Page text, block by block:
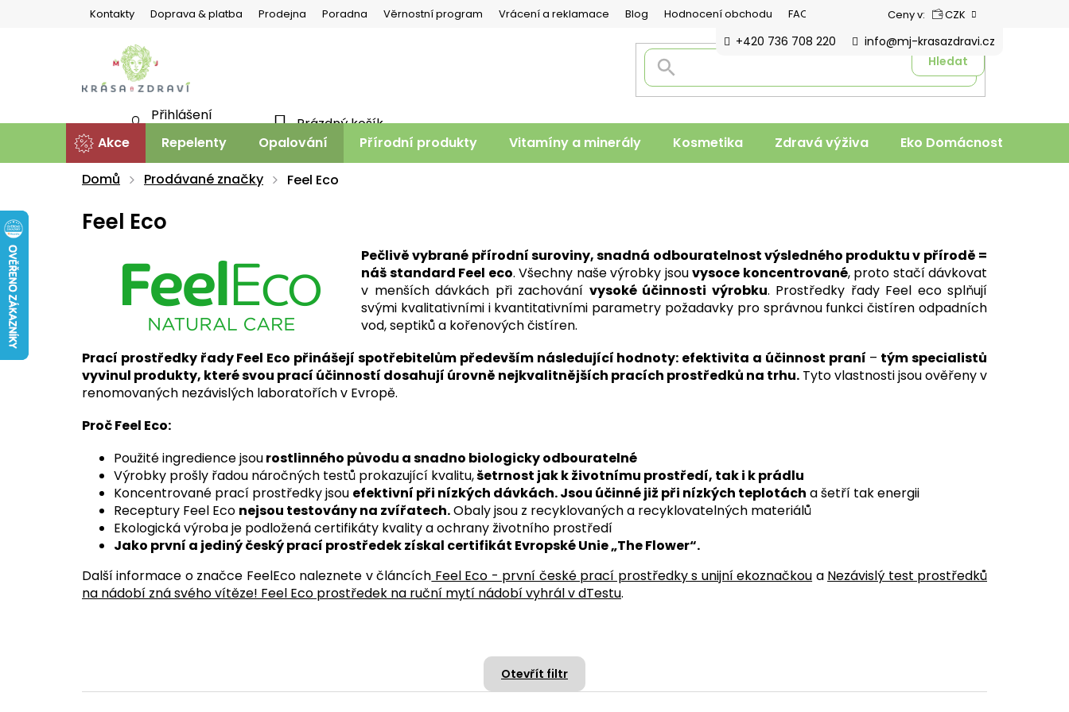
Kontakty Doprava & platba Prodejna Poradna Věrnostní program Vrácení a reklamace Blog Hodnocení obchodu FAQ Ceny v: CZK
Hledat
+420 736 708 220 info@mj-krasazdravi.cz
KOŠÍK
Prázdný košík
Přihlášení
Akce Repelenty Opalování Přírodní produkty Vitamíny a minerály Kosmetika Zdravá výživa Eko Domácnost
Domů
Prodávané značky Feel Eco
Feel Eco
Pečlivě vybrané přírodní suroviny, snadná odbouratelnost výsledného produktu v přírodě =
náš standard Feel eco. Všechny naše výrobky jsouvysoce koncentrované, proto stačí dávkovat
v menších dávkách při zachování vysoké účinnosti výrobku. Prostředky řady Feel eco splňují
svými kvalitativními i kvantitativními parametry požadavky pro správnou funkci čistíren odpadních
vod, septiků a kořenových čistíren.
Prací prostředky řady Feel Eco přinášejí spotřebitelům především následující hodnoty: efektivita a účinnost praní – tým specialistů
vyvinul produkty, které svou prací účinností dosahují úrovně nejkvalitnějších pracích prostředků na trhu. Tyto vlastnosti jsou ověřeny v
renomovaných nezávislých laboratořích v Evropě.
Proč Feel Eco:
Použité ingredience jsourostlinného původu a snadno biologicky odbouratelné
Výrobky prošly řadou náročných testů prokazující kvalitu,šetrnost jak k životnímu prostředí, tak i k prádlu
Koncentrované prací prostředky jsou efektivní při nízkých dávkách. Jsou účinné již při nízkých teplotách a šetří tak energii
Receptury Feel Eco nejsou testovány na zvířatech.Obaly jsou z recyklovaných a recyklovatelných materiálů
Ekologická výroba je podložená certifikáty kvality a ochrany životního prostředí
Jako první a jediný český prací prostředek získal certifikát Evropské Unie „The Flower“.
Další informace o značce FeelEco naleznete v článcích Feel Eco - první české prací prostředky s unijní ekoznačkou a Nezávislý test prostředků
na nádobí zná svého vítěze! Feel Eco prostředek na ruční mytí nádobí vyhrál v dTestu.
Otevřít filtr